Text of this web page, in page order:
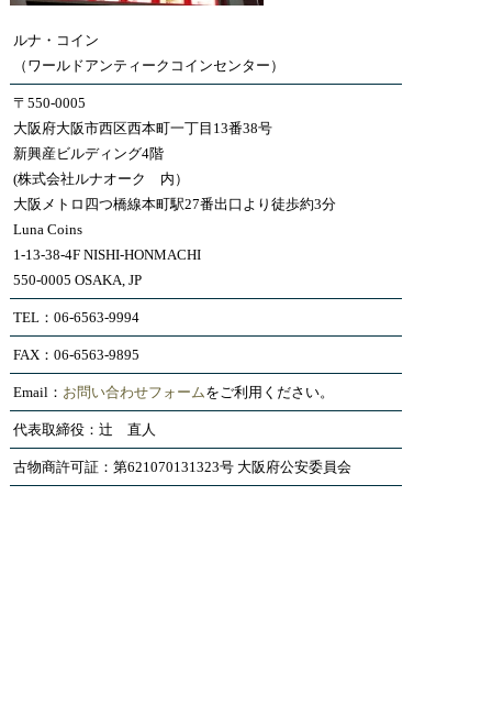
ルナ・コイン
（ワールドアンティークコインセンター）
〒550-0005
大阪府大阪市西区西本町一丁目13番38号
新興産ビルディング4階
(株式会社ルナオーク 内）
大阪メトロ四つ橋線本町駅27番出口より徒歩約3分
Luna Coins
1-13-38-4F NISHI-HONMACHI
550-0005 OSAKA, JP
TEL：06-6563-9994
FAX：06-6563-9895
Email： お問い合わせフォームをご利用ください。
代表取締役：辻 直人
古物商許可証：第621070131323号 大阪府公安委員会